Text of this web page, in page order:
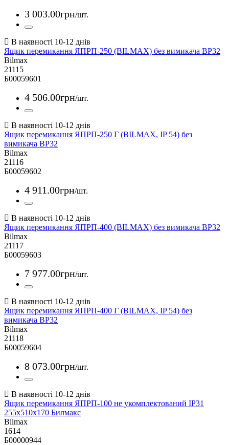
3 003.00грн/шт.
Ящик перемикання ЯПРП-250 (BILMAX) без вимикача ВР32
Bilmax
21115
Б00059601
4 506.00грн/шт.
Ящик перемикання ЯПРП-250 Г (BILMAX, IP 54) без
вимикача ВР32
Bilmax
21116
Б00059602
4 911.00грн/шт.
Ящик перемикання ЯПРП-400 (BILMAX) без вимикача ВР32
Bilmax
21117
Б00059603
7 977.00грн/шт.
Ящик перемикання ЯПРП-400 Г (BILMAX, IP 54) без
вимикача ВР32
Bilmax
21118
Б00059604
8 073.00грн/шт.
Ящик перемикання ЯПРП-100 не укомплектований IP31
255х510х170 Билмакс
Bilmax
1614
Б00000944